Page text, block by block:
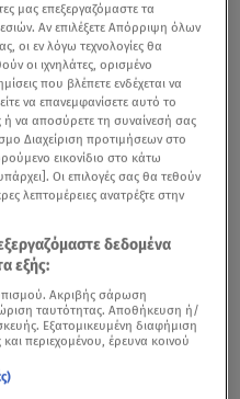
μας επεξεργαζόμαστε τα
Αν επιλέξετε Απόρριψη όλων
οι εν λόγω τεχνολογίες θα
οι ιχνηλάτες, ορισμένο
που βλέπετε ενδέχεται να
να επανεμφανίσετε αυτό το
ή να αποσύρετε τη συναίνεσή σας
Διαχείριση προτιμήσεων στο
εικονίδιο στο κάτω
Οι επιλογές σας θα τεθούν
λεπτομέρειες ανατρέξτε στην
δεδομένα
εξής:
Ακριβής σάρωση
ταυτότητας. Αποθήκευση ή/
Εξατομικευμένη διαφήμιση
περιεχομένου, έρευνα κοινού